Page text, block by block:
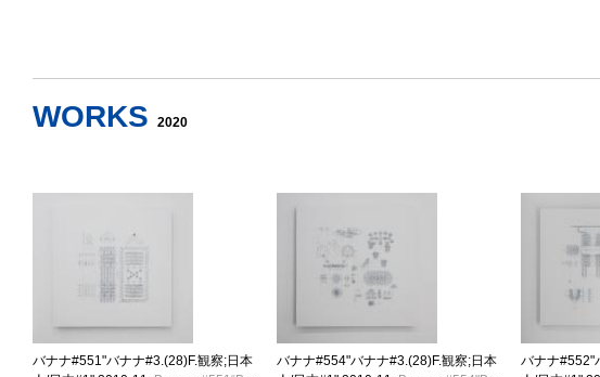
WORKS 2020
バナナ#551"バナナ#3.(28)F.観察;日本
バナナ#554"バナナ#3.(28)F.観察;日本
バナナ#552"